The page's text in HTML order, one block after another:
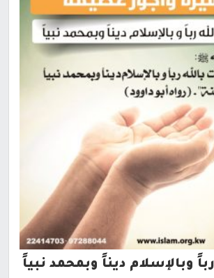
وبالإسلام ديناً وبمحمد نبياً